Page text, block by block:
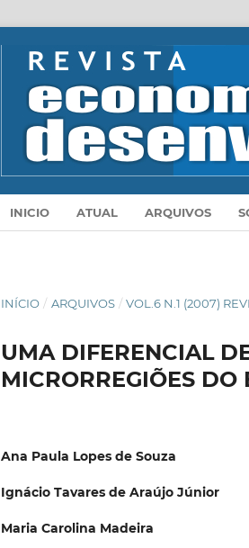
INICIO ATUAL ARQUIVOS
INÍCIO / ARQUIVOS / VOL.6 N.1 (2007)
UMA DIFERENCIAL
MICRORREGIÕES
Ana Paula Lopes de Souza
Ignácio Tavares de Araújo Júnior
Maria Carolina Madeira